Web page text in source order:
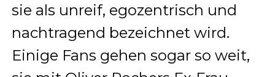
sie als unreif, egozentrisch und
nachtragend bezeichnet wird.
Einige Fans gehen sogar so weit,